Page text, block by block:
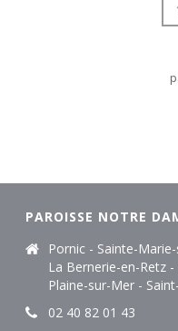
PAROISSE NOTRE
Pornic - Sainte-
La Bernerie-en-Retz
Plaine-sur-Mer -
02 40 82 01 43